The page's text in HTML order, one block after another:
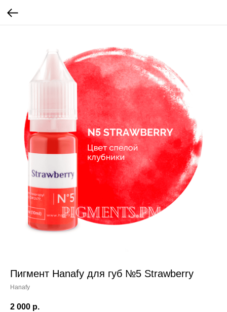
Пигмент Hanafy для губ №5 Strawberry
Hanafy
2 000 р.